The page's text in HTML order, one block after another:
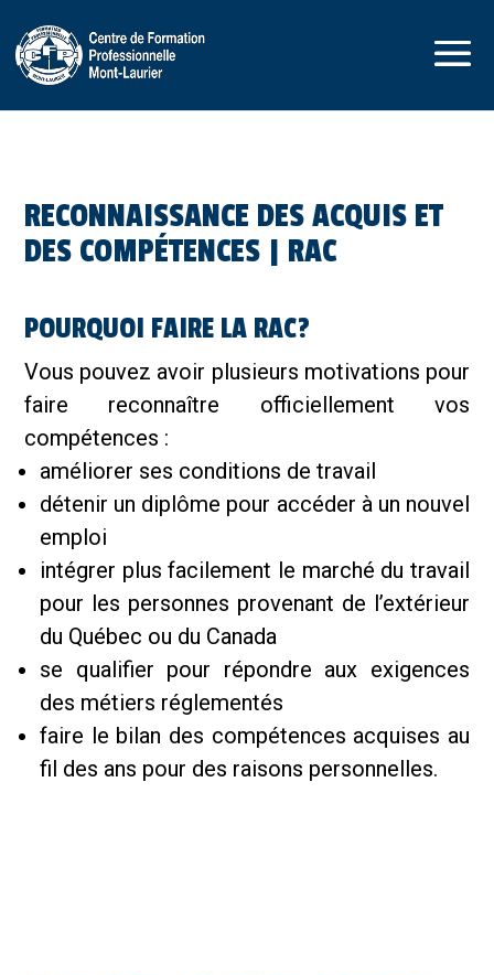
RECONNAISSANCE DES ACQUIS ET
DES COMPÉTENCES | RAC
POURQUOI FAIRE LA RAC?
Vous pouvez avoir plusieurs motivations pour
faire reconnaître officiellement vos
compétences :
améliorer ses conditions de travail
détenir un diplôme pour accéder à un nouvel
emploi
intégrer plus facilement le marché du travail
pour les personnes provenant de l’extérieur
du Québec ou du Canada
se qualifier pour répondre aux exigences
des métiers réglementés
faire le bilan des compétences acquises au
fil des ans pour des raisons personnelles.